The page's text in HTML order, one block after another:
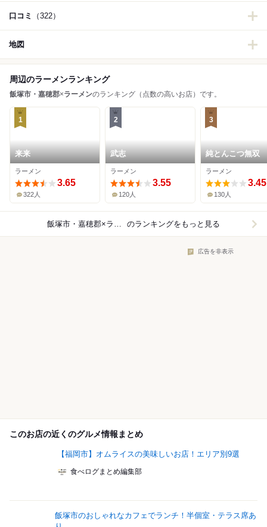
口コミ （322）
地図
周辺のラーメンランキング
飯塚市・嘉穂郡×ラーメンのランキング（点数の高いお店）です。
1
来来
ラーメン
3.65
322人
2
武志
ラーメン
3.55
120人
3
純とんこつ無双
ラーメン
3.45
130人
飯塚市・嘉穂郡×ラーメン のランキングをもっと見る
広告を非表示
このお店の近くのグルメ情報まとめ
【福岡市】オムライスの美味しいお店！エリア別9選
食べログまとめ編集部
飯塚市のおしゃれなカフェでランチ！半個室・テラス席あ